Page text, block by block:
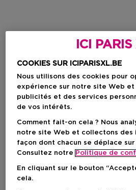
ICI
COOKIES SUR ICIPARISXL.BE
Nous utilisons des cookies pour
expérience sur notre site Web
publicités et des services
de vos intérêts.
Comment fait-on cela ? Nous
notre site Web et collectons des
façon dont chacun se déplace
Consultez notre Politique de
En cliquant sur le bouton
cela.